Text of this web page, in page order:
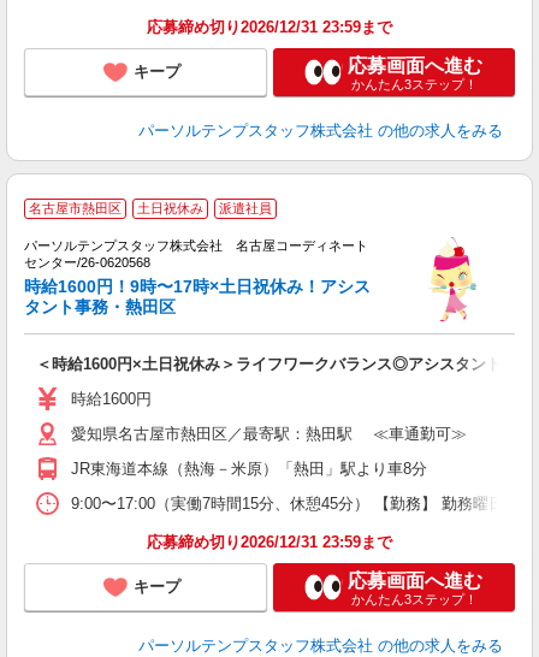
応募締め切り2026/12/31 23:59まで
キープ 応募画面へ進む
かんたん3ステップ！
パーソルテンプスタッフ株式会社 の他の求人をみる
名古屋市熱田区 土日祝休み 派遣社員
パーソルテンプスタッフ株式会社 名古屋コーディネート
センター/26-0620568
時給1600円！9時〜17時×土日祝休み！アシス
タント事務・熱田区
＜時給1600円×土日祝休み＞ライフワークバランス◎アシスタント事務
時給1600円
愛知県名古屋市熱田区／最寄駅：熱田駅 ≪車通勤可≫
JR東海道本線（熱海－米原）「熱田」駅より車8分
9:00〜17:00（実働7時間15分、休憩45分） 【勤務】 勤務曜日
応募締め切り2026/12/31 23:59まで
キープ 応募画面へ進む
かんたん3ステップ！
パーソルテンプスタッフ株式会社 の他の求人をみる